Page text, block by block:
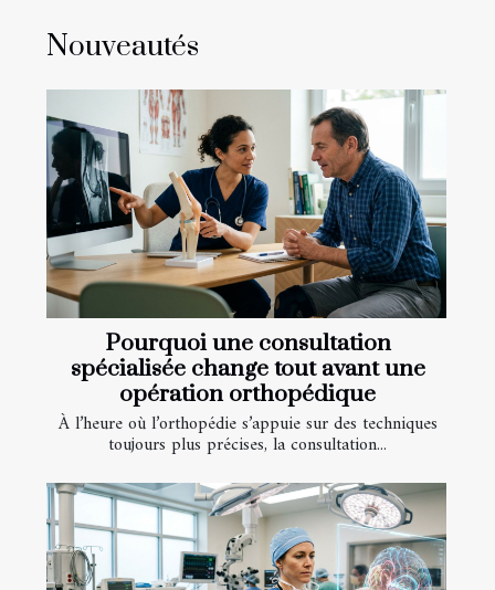
Nouveautés
Pourquoi une consultation
spécialisée change tout avant une
opération orthopédique
À l’heure où l’orthopédie s’appuie sur des techniques
toujours plus précises, la consultation...